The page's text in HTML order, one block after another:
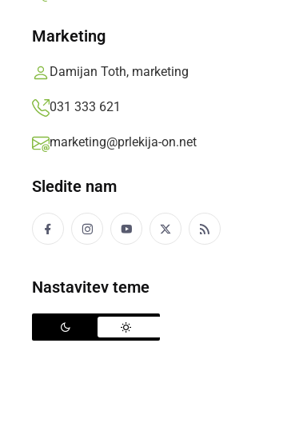
Marketing
Damijan Toth, marketing
031 333 621
marketing@prlekija-on.net
Sledite nam
Nastavitev teme
Tomaž Šic
Ptujčani so povedli že s
koncu vseeno izgubili
Izberite kot svoj prednostni vir